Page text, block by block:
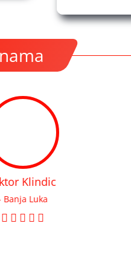
popratne opreme. Trgovci imaju